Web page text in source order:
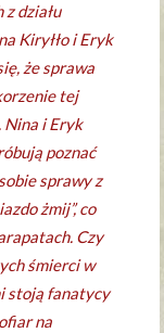
działu
Kiryłło i Eryk
że sprawa
tej
Nina i Eryk
poznać
sprawy z
żmij”, co
Czy
śmierci w
stoją fanatycy
na